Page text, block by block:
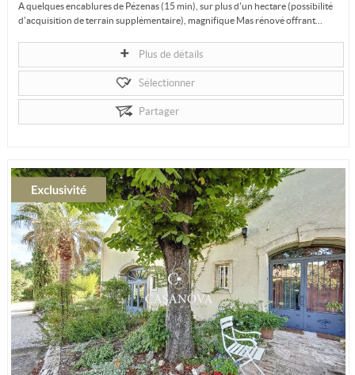
A quelques encablures de Pézenas (15 min), sur plus d'un hectare (possibilité
d'acquisition de terrain supplémentaire), magnifique Mas rénové offrant...
Plus de détails
Sélectionner
Partager